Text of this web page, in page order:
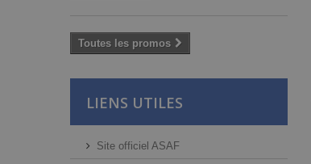
Toutes les promos
LIENS UTILES
Site officiel ASAF